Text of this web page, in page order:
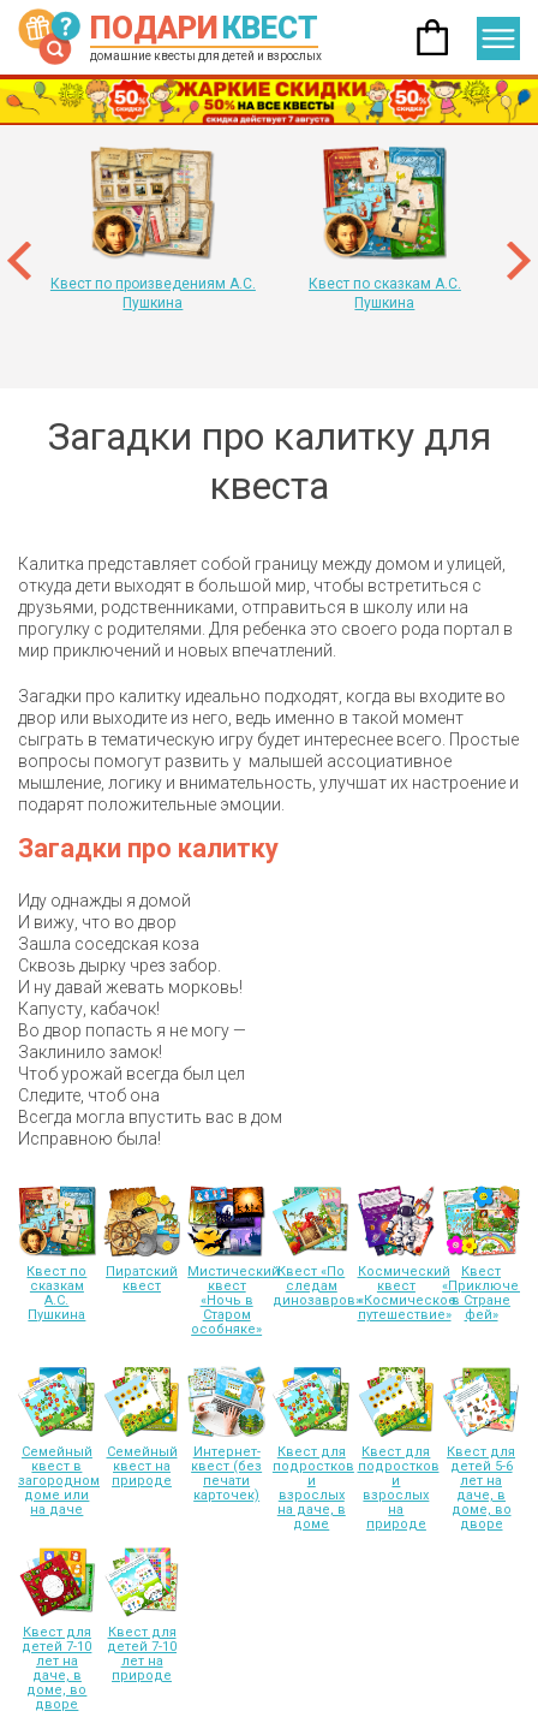
ПОДАРИКВЕСТ
домашние квесты для детей и взрослых
Квест по произведениям А.С.
Пушкина
Квест по сказкам А.С.
Пушкина
Загадки про калитку для
квеста
Калитка представляет собой границу между домом и улицей,
откуда дети выходят в большой мир, чтобы встретиться с
друзьями, родственниками, отправиться в школу или на
прогулку с родителями. Для ребенка это своего рода портал в
мир приключений и новых впечатлений.
Загадки про калитку идеально подходят, когда вы входите во
двор или выходите из него, ведь именно в такой момент
сыграть в тематическую игру будет интереснее всего. Простые
вопросы помогут развить у малышей ассоциативное
мышление, логику и внимательность, улучшат их настроение и
подарят положительные эмоции.
Загадки про калитку
Иду однажды я домой
И вижу, что во двор
Зашла соседская коза
Сквозь дырку чрез забор.
И ну давай жевать морковь!
Капусту, кабачок!
Во двор попасть я не могу —
Заклинило замок!
Чтоб урожай всегда был цел
Следите, чтоб она
Всегда могла впустить вас в дом
Исправною была!
Квест по
сказкам
А.С.
Пушкина
Пиратский
квест
Мистический
квест
«Ночь в
Старом
особняке»
Квест «По
следам
динозавров»
Космический
квест
«Космическое
путешествие»
Квест
в Стране
фей»
Семейный
квест в
загородном
доме или
на даче
Семейный
квест на
природе
Интернет-
квест (без
печати
карточек)
Квест для
подростков
и
взрослых
на даче, в
доме
Квест для
подростков
и
взрослых
на
природе
Квест для
детей 5-6
лет на
даче, в
доме, во
дворе
Квест для
детей 7-10
лет на
даче, в
доме, во
дворе
Квест для
детей 7-10
лет на
природе